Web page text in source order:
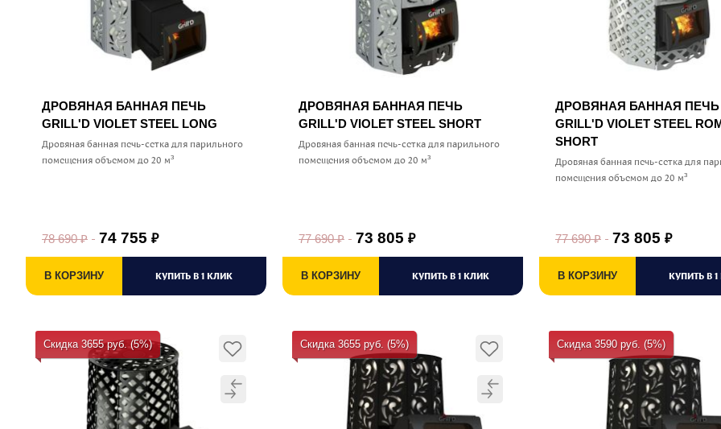
ДРОВЯНАЯ БАННАЯ ПЕЧЬ
GRILL'D VIOLET STEEL LONG
Дровяная банная печь-сетка для парильного
помещения объемом до 20 м³
78 690₽ 74 755 ₽
В КОРЗИНУ КУПИТЬ В 1 КЛИК
ДРОВЯНАЯ БАННАЯ ПЕЧЬ
GRILL'D VIOLET STEEL SHORT
Дровяная банная печь-сетка для парильного
помещения объемом до 20 м³
77 690₽ 73 805 ₽
В КОРЗИНУ КУПИТЬ В 1 КЛИК
ДРОВЯНАЯ БАННАЯ ПЕЧЬ
GRILL'D VIOLET STEEL
SHORT
Дровяная банная печь-сетка для
помещения объемом до 20 м³
77 690₽ 73 805 ₽
В КОРЗИНУ КУПИТЬ В
Скидка 3655 руб. (5%) Скидка 3655 руб. (5%) Скидка 3590 руб. (5%)